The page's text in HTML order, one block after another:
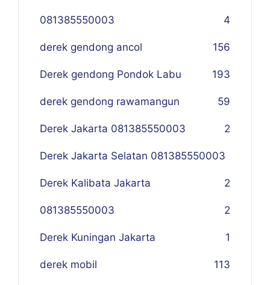
081385550003 4
derek gendong ancol 156
Derek gendong Pondok Labu 193
derek gendong rawamangun 59
Derek Jakarta 081385550003 2
Derek Jakarta Selatan 081385550003
2
Derek Kalibata Jakarta
081385550003 2
Derek Kuningan Jakarta 1
derek mobil 113